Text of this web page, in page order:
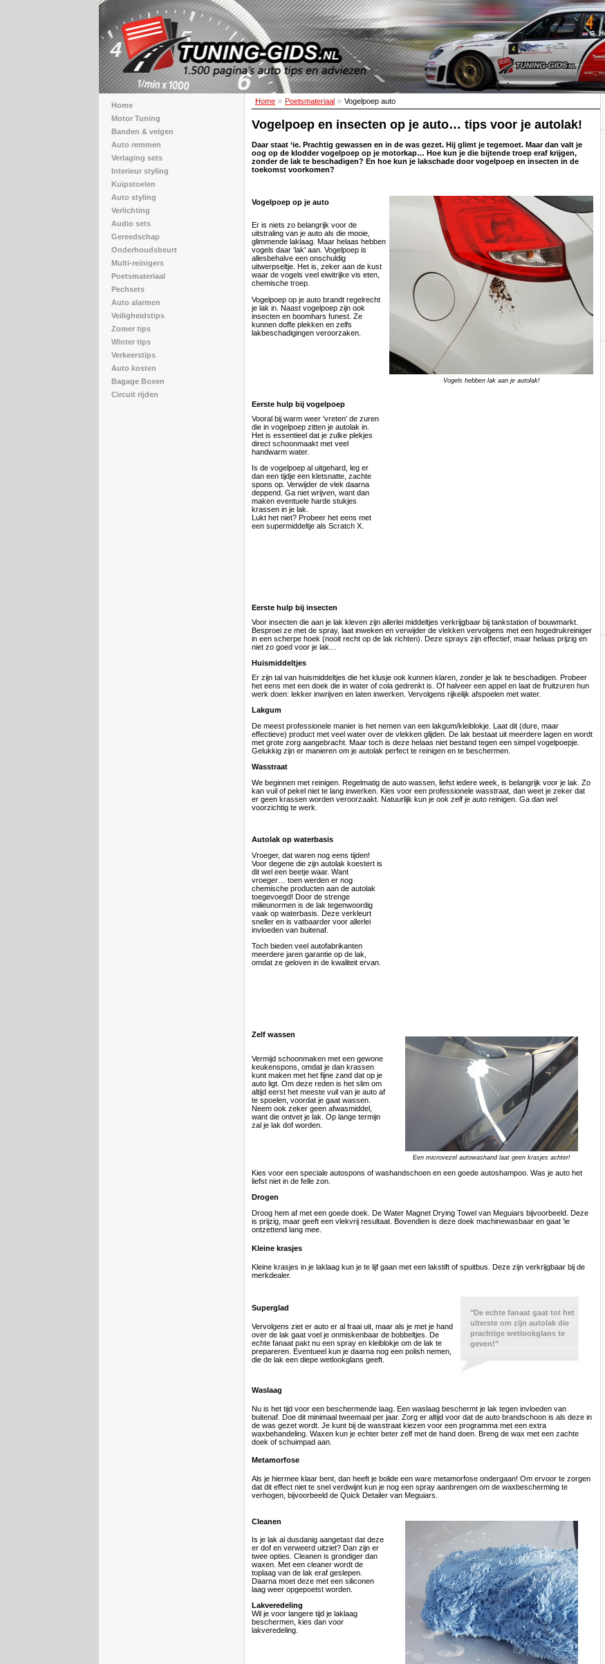
Home Poetsmateriaal Vogelpoep auto
Vogelpoep en insecten op je auto… tips voor je autolak!
Daar staat ‘ie. Prachtig gewassen en in de was gezet. Hij glimt je tegemoet. Maar dan valt je
oog op de klodder vogelpoep op je motorkap… Hoe kun je die bijtende troep eraf krijgen,
zonder de lak te beschadigen? En hoe kun je lakschade door vogelpoep en insecten in de
toekomst voorkomen?
Vogelpoep op je auto
Er is niets zo belangrijk voor de
uitstraling van je auto als die mooie,
glimmende laklaag. Maar helaas hebben
vogels daar 'lak' aan. Vogelpoep is
allesbehalve een onschuldig
uitwerpseltje. Het is, zeker aan de kust
waar de vogels veel eiwitrijke vis eten,
chemische troep.
Vogelpoep op je auto brandt regelrecht
je lak in. Naast vogelpoep zijn ook
insecten en boomhars funest. Ze
kunnen doffe plekken en zelfs
lakbeschadigingen veroorzaken.
Vogels hebben lak aan je autolak!
Eerste hulp bij vogelpoep
Vooral bij warm weer 'vreten' de zuren
die in vogelpoep zitten je autolak in.
Het is essentieel dat je zulke plekjes
direct schoonmaakt met veel
handwarm water.
Is de vogelpoep al uitgehard, leg er
dan een tijdje een kletsnatte, zachte
spons op. Verwijder de vlek daarna
deppend. Ga niet wrijven, want dan
maken eventuele harde stukjes
krassen in je lak.
Lukt het niet? Probeer het eens met
een supermiddeltje als Scratch X.
Eerste hulp bij insecten
Voor insecten die aan je lak kleven zijn allerlei middeltjes verkrijgbaar bij tankstation of bouwmarkt.
Besproei ze met de spray, laat inweken en verwijder de vlekken vervolgens met een hogedrukreiniger
in een scherpe hoek (nooit recht op de lak richten). Deze sprays zijn effectief, maar helaas prijzig en
niet zo goed voor je lak…
Huismiddeltjes
Er zijn tal van huismiddeltjes die het klusje ook kunnen klaren, zonder je lak te beschadigen. Probeer
het eens met een doek die in water of cola gedrenkt is. Of halveer een appel en laat de fruitzuren hun
werk doen: lekker inwrijven en laten inwerken. Vervolgens rijkelijk afspoelen met water.
Lakgum
De meest professionele manier is het nemen van een lakgum/kleiblokje. Laat dit (dure, maar
effectieve) product met veel water over de vlekken glijden. De lak bestaat uit meerdere lagen en wordt
met grote zorg aangebracht. Maar toch is deze helaas niet bestand tegen een simpel vogelpoepje.
Gelukkig zijn er manieren om je autolak perfect te reinigen en te beschermen.
Wasstraat
We beginnen met reinigen. Regelmatig de auto wassen, liefst iedere week, is belangrijk voor je lak. Zo
kan vuil of pekel niet te lang inwerken. Kies voor een professionele wasstraat, dan weet je zeker dat
er geen krassen worden veroorzaakt. Natuurlijk kun je ook zelf je auto reinigen. Ga dan wel
voorzichtig te werk.
Autolak op waterbasis
Vroeger, dat waren nog eens tijden!
Voor degene die zijn autolak koestert is
dit wel een beetje waar. Want
vroeger… toen werden er nog
chemische producten aan de autolak
toegevoegd! Door de strenge
milieunormen is de lak tegenwoordig
vaak op waterbasis. Deze verkleurt
sneller en is vatbaarder voor allerlei
invloeden van buitenaf.
Toch bieden veel autofabrikanten
meerdere jaren garantie op de lak,
omdat ze geloven in de kwaliteit ervan.
Zelf wassen
Vermijd schoonmaken met een gewone
keukenspons, omdat je dan krassen
kunt maken met het fijne zand dat op je
auto ligt. Om deze reden is het slim om
altijd eerst het meeste vuil van je auto af
te spoelen, voordat je gaat wassen.
Neem ook zeker geen afwasmiddel,
want die ontvet je lak. Op lange termijn
zal je lak dof worden.
Een microvezel autowashand laat geen krasjes achter!
Kies voor een speciale autospons of washandschoen en een goede autoshampoo. Was je auto het
liefst niet in de felle zon.
Drogen
Droog hem af met een goede doek. De Water Magnet Drying Towel van Meguiars bijvoorbeeld. Deze
is prijzig, maar geeft een vlekvrij resultaat. Bovendien is deze doek machinewasbaar en gaat 'ie
ontzettend lang mee.
Kleine krasjes
Kleine krasjes in je laklaag kun je te lijf gaan met een lakstift of spuitbus. Deze zijn verkrijgbaar bij de
merkdealer.
Superglad
Vervolgens ziet er auto er al fraai uit, maar als je met je hand
over de lak gaat voel je onmiskenbaar de bobbeltjes. De
echte fanaat pakt nu een spray en kleiblokje om de lak te
prepareren. Eventueel kun je daarna nog een polish nemen,
die de lak een diepe wetlookglans geeft.
"De echte fanaat gaat tot het
uiterste om zijn autolak die
prachtige wetlookglans te
geven!"
Waslaag
Nu is het tijd voor een beschermende laag. Een waslaag beschermt je lak tegen invloeden van
buitenaf. Doe dit minimaal tweemaal per jaar. Zorg er altijd voor dat de auto brandschoon is als deze in
de was gezet wordt. Je kunt bij de wasstraat kiezen voor een programma met een extra
waxbehandeling. Waxen kun je echter beter zelf met de hand doen. Breng de wax met een zachte
doek of schuimpad aan.
Metamorfose
Als je hiermee klaar bent, dan heeft je bolide een ware metamorfose ondergaan! Om ervoor te zorgen
dat dit effect niet te snel verdwijnt kun je nog een spray aanbrengen om de waxbescherming te
verhogen, bijvoorbeeld de Quick Detailer van Meguiars.
Cleanen
Is je lak al dusdanig aangetast dat deze
er dof en verweerd uitziet? Dan zijn er
twee opties. Cleanen is grondiger dan
waxen. Met een cleaner wordt de
toplaag van de lak eraf geslepen.
Daarna moet deze met een siliconen
laag weer opgepoetst worden.
Lakveredeling
Wil je voor langere tijd je laklaag
beschermen, kies dan voor
lakveredeling.
Home
Motor Tuning
Banden & velgen
Auto remmen
Verlaging sets
Interieur styling
Kuipstoelen
Auto styling
Verlichting
Audio sets
Gereedschap
Onderhoudsbeurt
Multi-reinigers
Poetsmateriaal
Pechsets
Auto alarmen
Veiligheidstips
Zomer tips
Winter tips
Verkeerstips
Auto kosten
Bagage Boxen
Circuit rijden